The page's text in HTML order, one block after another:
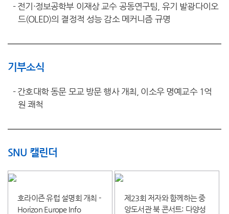
- 전기·정보공학부 이재상 교수 공동연구팀, 유기 발광다이오
드(OLED)의 결정적 성능 감소 메커니즘 규명
기부소식
- 간호대학 동문 모교 방문 행사 개최, 이소우 명예교수 1억
원 쾌척
SNU 캘린더
호라이즌 유럽 설명회 개최 -
Horizon Europe Info
제23회 저자와 함께하는 중
앙도서관 북 콘서트: 다양성